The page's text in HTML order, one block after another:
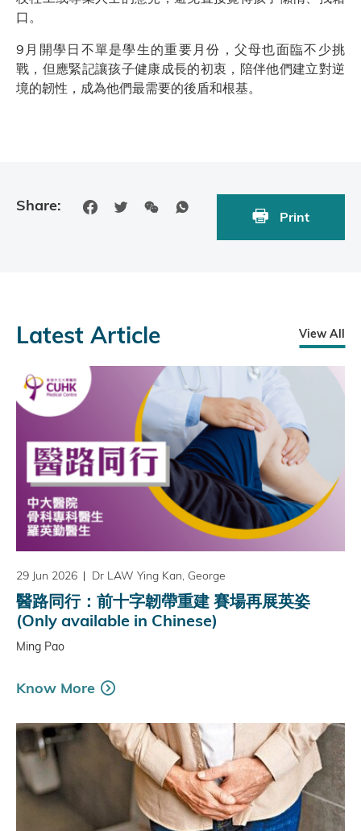
口。
9月開學日不單是學生的重要月份，父母也面臨不少挑
戰，但應緊記讓孩子健康成長的初衷，陪伴他們建立對逆
境的韌性，成為他們最需要的後盾和根基。
Share:
Print
Latest Article View All
29 Jun 2026 Dr LAW Ying Kan, George
醫路同行：前十字韌帶重建 賽場再展英姿
(Only available in Chinese)
Ming Pao
Know More